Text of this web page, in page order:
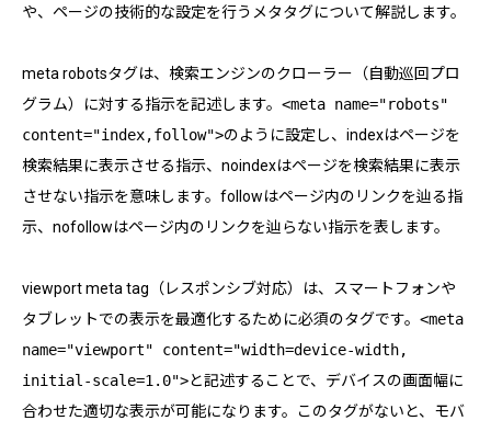
や、ページの技術的な設定を行うメタタグについて解説します。
meta robotsタグは、検索エンジンのクローラー（自動巡回プロ
グラム）に対する指示を記述します。 <meta name="robots"
content="index,follow">のように設定し、indexはページを
検索結果に表示させる指示、noindexはページを検索結果に表示
させない指示を意味します。followはページ内のリンクを辿る指
示、nofollowはページ内のリンクを辿らない指示を表します。
viewport meta tag（レスポンシブ対応）は、スマートフォンや
タブレットでの表示を最適化するために必須のタグです。 <meta
name="viewport" content="width=device-width,
initial-scale=1.0">と記述することで、デバイスの画面幅に
合わせた適切な表示が可能になります。このタグがないと、モバ